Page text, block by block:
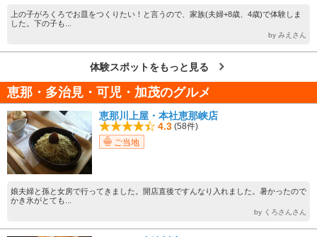
上の子がろくろでお皿をつくりたい！と言うので、家族(夫婦+8歳、4歳)で体験しま
した。下の子も...
by みえさん
体験スポットをもっと見る
恵那・多治見・可児・加茂のグルメ
恵那川上屋・本社恵那峡店
4.3 (58件)
ご当地
娘夫婦と孫と女房で行ってきました。開店直後ですんなり入れました。暑かったので
かき氷がとても...
by くろさんさん